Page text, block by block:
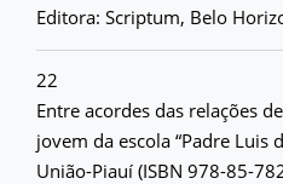
Editora: Scriptum, Belo
22
Entre acordes das relações
jovem da escola “Padre Luis
União-Piauí (ISBN 978-85-